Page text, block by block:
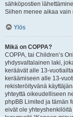
sähköpostien
Siihen menee aikaa vain
Ylös
Mikä on COPPA?
COPPA, tai Children’s
yhdysvaltalainen laki,
keräävät alle 13-
keräämiseen alle 13-
rekisteröityvänä
yhteyttä oikeudelliseen
phpBB Limited ja tämän
eivät ole